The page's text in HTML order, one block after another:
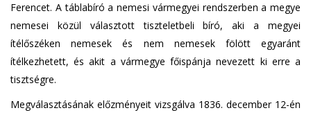
Ferencet. A táblabíró a nemesi vármegyei rendszerben a megye
nemesei közül választott tiszteletbeli bíró, aki a megyei
ítélőszéken nemesek és nem nemesek fölött egyaránt
ítélkezhetett, és akit a vármegye főispánja nevezett ki erre a
tisztségre.
Megválasztásának előzményeit vizsgálva 1836. december 12-én